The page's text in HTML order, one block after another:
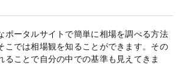
ポータルサイトで簡単に相場を調べる方法
こでは相場観を知ることができます。その
ることで自分の中での基準も見えてきま